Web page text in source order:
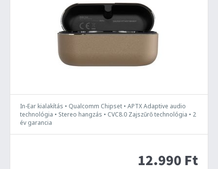
In-Ear kialakítás • Qualcomm Chipset • APTX Adaptive audio
technológia • Stereo hangzás • CVC8.0 Zajszűrő technológia • 2
év garancia
12.990 Ft